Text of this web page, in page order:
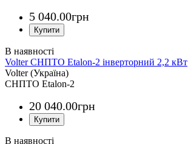
5 040.00грн
Volter СНПТО Etalon-2 інверторний 2,2 кВт
Volter (Україна)
СНПТО Etalon-2
20 040.00грн